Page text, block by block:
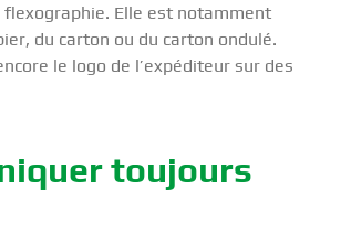
flexographie. Elle est notamment
du carton ou du carton ondulé.
le logo de l’expéditeur sur des
toujours